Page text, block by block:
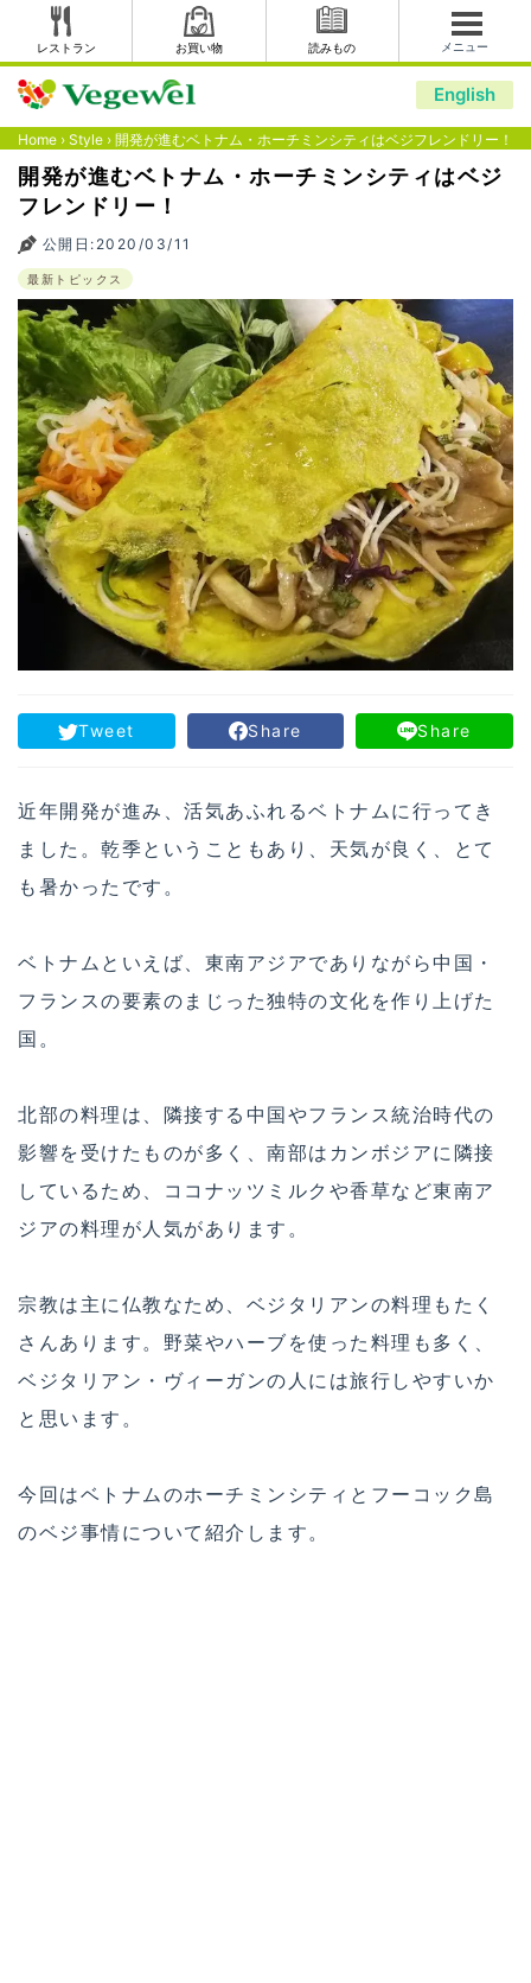
レストラン お買い物 読みもの メニュー
English
Home › Style › 開発が進むベトナム・ホーチミンシティはベジフレンドリー！
開発が進むベトナム・ホーチミンシティはベジ
フレンドリー！
公開日:2020/03/11
最新トピックス
Tweet Share Share
近年開発が進み、活気あふれるベトナムに行ってき
ました。乾季ということもあり、天気が良く、とて
も暑かったです。
ベトナムといえば、東南アジアでありながら中国・
フランスの要素のまじった独特の文化を作り上げた
国。
北部の料理は、隣接する中国やフランス統治時代の
影響を受けたものが多く、南部はカンボジアに隣接
しているため、ココナッツミルクや香草など東南ア
ジアの料理が人気があります。
宗教は主に仏教なため、ベジタリアンの料理もたく
さんあります。野菜やハーブを使った料理も多く、
ベジタリアン・ヴィーガンの人には旅行しやすいか
と思います。
今回はベトナムのホーチミンシティとフーコック島
のベジ事情について紹介します。